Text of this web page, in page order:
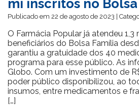
mi inscritos no
Publicado em 22 de agosto de 2023 |
O Farmácia Popular já atendeu 1,3
beneficiários do Bolsa Família
garantiu a gratuidade dos 40
programa para esse público. As
Globo. Com um investimento de
poder público disponibilizou, ao
insumos, entre medicamentos e
[…]